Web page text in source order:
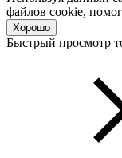
файлов cookie,
Хорошо
Быстрый просмотр